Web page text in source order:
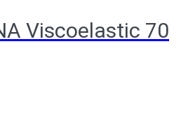
Viscoelastic 70